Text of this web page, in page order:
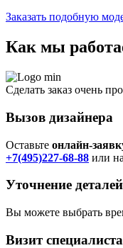
Заказать подобную
Как мы
Сделать заказ очень
Вызов дизайнера
Оставьте онлайн-
+7(495)227-68-88 или
Уточнение деталей
Вы можете выбрать
Визит специалиста